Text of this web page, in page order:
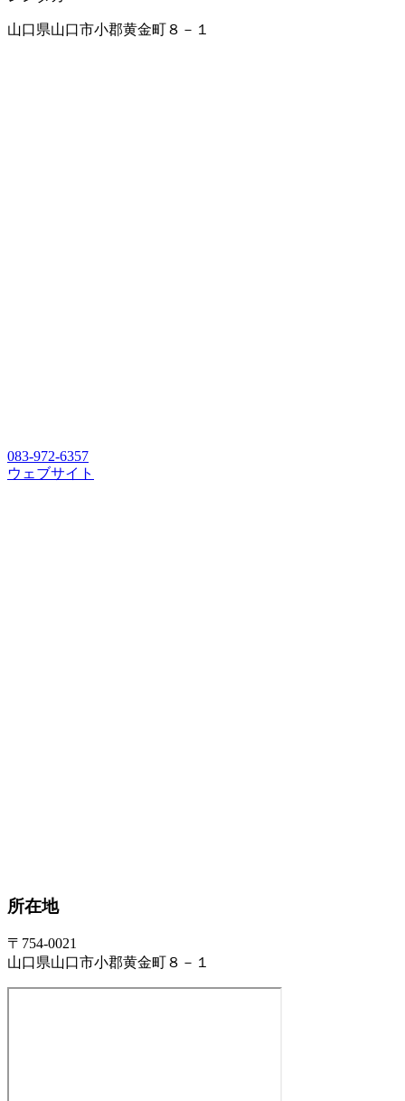
山口県山口市小郡黄金町８－１
083-972-6357
ウェブサイト
所在地
〒754-0021
山口県山口市小郡黄金町８－１